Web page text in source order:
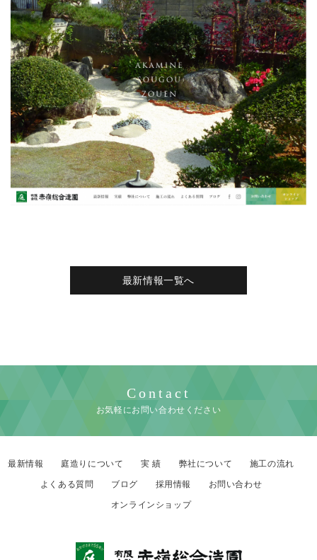
最新情報一覧へ
Contact
お気軽にお問い合わせください
最新情報 庭造りについて 実 績 弊社について 施工の流れ
よくある質問 ブログ 採用情報 お問い合わせ
オンラインショップ